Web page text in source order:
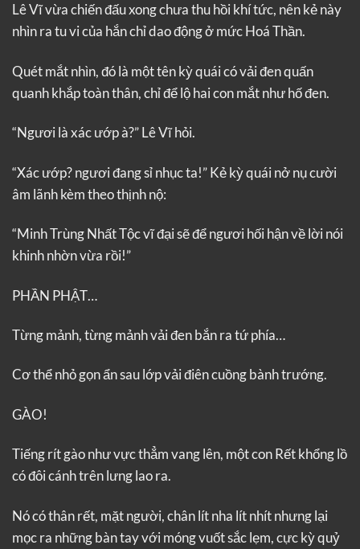
Lê Vĩ vừa chiến đấu xong chưa thu hồi khí tức, nên kẻ này
nhìn ra tu vi của hắn chỉ dao động ở mức Hoá Thần.
Quét mắt nhìn, đó là một tên kỳ quái có vải đen quấn
quanh khắp toàn thân, chỉ để lộ hai con mắt như hố đen.
“Ngươi là xác ướp à?” Lê Vĩ hỏi.
“Xác ướp? ngươi đang sỉ nhục ta!” Kẻ kỳ quái nở nụ cười
âm lãnh kèm theo thịnh nộ:
“Minh Trùng Nhất Tộc vĩ đại sẽ để ngươi hối hận về lời nói
khinh nhờn vừa rồi!”
PHẦN PHẬT…
Từng mảnh, từng mảnh vải đen bắn ra tứ phía…
Cơ thể nhỏ gọn ẩn sau lớp vải điên cuồng bành trướng.
GÀO!
Tiếng rít gào như vực thẳm vang lên, một con Rết khổng lồ
có đôi cánh trên lưng lao ra.
Nó có thân rết, mặt người, chân lít nha lít nhít nhưng lại
mọc ra những bàn tay với móng vuốt sắc lẹm, cực kỳ quỷ